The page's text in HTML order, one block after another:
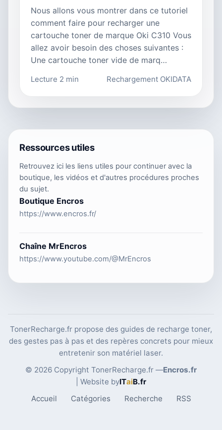
Nous allons vous montrer dans ce tutoriel
comment faire pour recharger une
cartouche toner de marque Oki C310 Vous
allez avoir besoin des choses suivantes :
Une cartouche toner vide de marq…
Lecture 2 min Rechargement OKIDATA
Ressources utiles
Retrouvez ici les liens utiles pour continuer avec la
boutique, les vidéos et d'autres procédures proches
du sujet.
Boutique Encros
https://www.encros.fr/
Chaîne MrEncros
https://www.youtube.com/@MrEncros
TonerRecharge.fr propose des guides de recharge toner,
des gestes pas à pas et des repères concrets pour mieux
entretenir son matériel laser.
© 2026 Copyright TonerRecharge.fr —Encros.fr
| Website byITaiB.fr
Accueil
Catégories Recherche RSS